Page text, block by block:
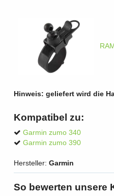
Hinweis: geliefert wird die
Kompatibel zu:
Garmin zumo 340
Garmin zumo 390
Hersteller: Garmin
So bewerten unsere